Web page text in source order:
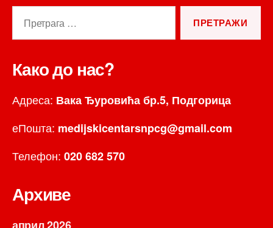
Како до нас?
Адреса: Вака Ђуровића бр.5, Подгорица
еПошта: medijskicentarsnpcg@gmail.com
Телефон: 020 682 570
Архиве